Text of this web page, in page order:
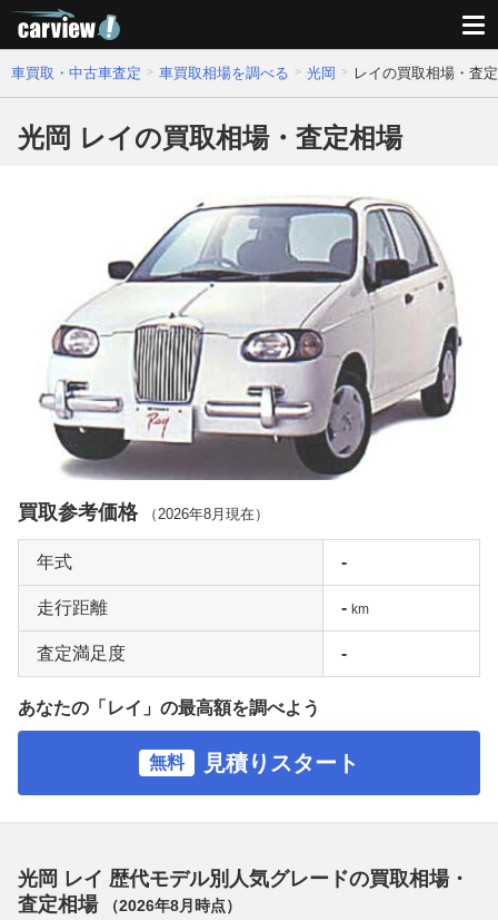
車買取・中古車査定 車買取相場を調べる 光岡 レイの買取相場・査
光岡 レイの買取相場・査定相場
買取参考価格 （2026年8月 現在）
年式 -
走行距離 - km
査定満足度 -
あなたの「レイ」の最高額を調べよう
無料 見積りスタート
光岡 レイ 歴代モデル別人気グレードの買取相場・
査定相場
（2026年8月 時点）